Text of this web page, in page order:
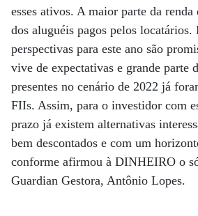
esses ativos. A maior parte da renda
dos aluguéis pagos pelos locatários.
perspectivas para este ano são
vive de expectativas e grande parte
presentes no cenário de 2022 já
FIIs. Assim, para o investidor com
prazo já existem alternativas
bem descontados e com um
conforme afirmou à DINHEIRO o
Guardian Gestora, Antônio Lopes.